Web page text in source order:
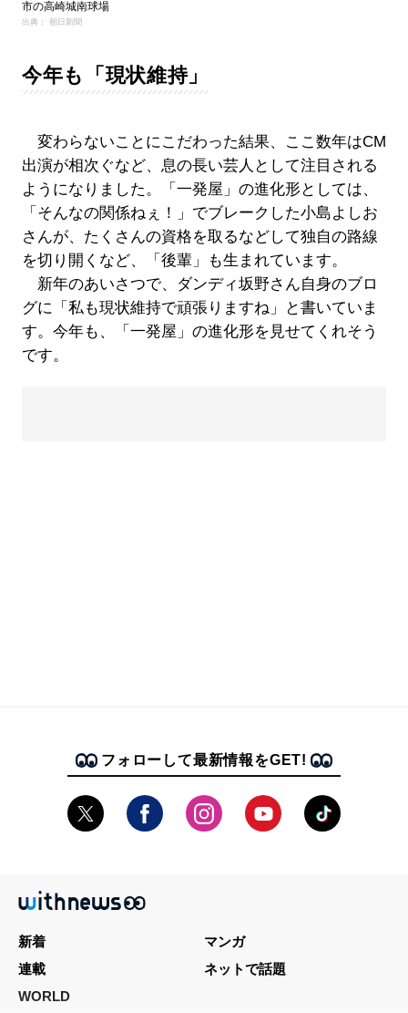
市の高崎城南球場
出典： 朝日新聞
今年も「現状維持」
変わらないことにこだわった結果、ここ数年はCM
出演が相次ぐなど、息の長い芸人として注目される
ようになりました。「一発屋」の進化形としては、
「そんなの関係ねぇ！」でブレークした小島よしお
さんが、たくさんの資格を取るなどして独自の路線
を切り開くなど、「後輩」も生まれています。
新年のあいさつで、ダンディ坂野さん自身のブロ
グに「私も現状維持で頑張りますね」と書いていま
す。今年も、「一発屋」の進化形を見せてくれそう
です。
フォローして最新情報をGET!
新着
マンガ
連載
ネットで話題
WORLD